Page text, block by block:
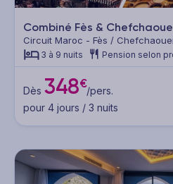
Combiné Fès &
Circuit Maroc - Fès /
3 à 9 nuits Pension selon
Dès 348€/pers.
pour 4 jours / 3 nuits